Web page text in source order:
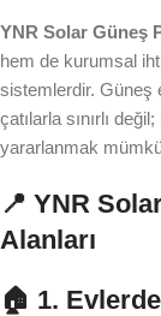
YNR Solar Güneş
hem de kurumsal
sistemlerdir. Güneş
çatılarla sınırlı
yararlanmak
📍 YNR
Alanları
🏠 1.